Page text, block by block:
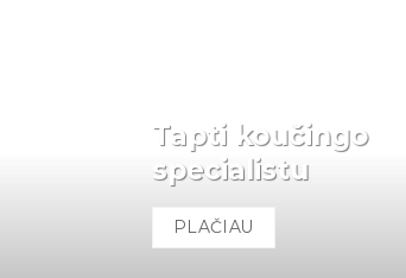
Tapti koučingo
specialistu
PLAČIAU